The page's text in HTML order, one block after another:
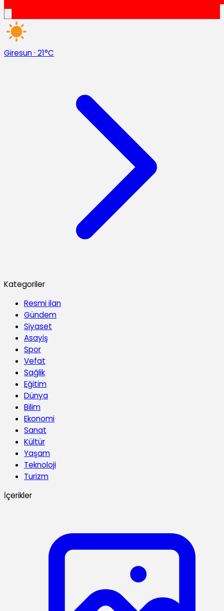
Giresun· 21°C
Kategoriler
Resmi ilan
Gündem
Siyaset
Asayiş
Spor
Vefat
Sağlik
Eğitim
Dünya
Bilim
Ekonomi
Sanat
Kültür
Yaşam
Teknoloji
Turizm
İçerikler